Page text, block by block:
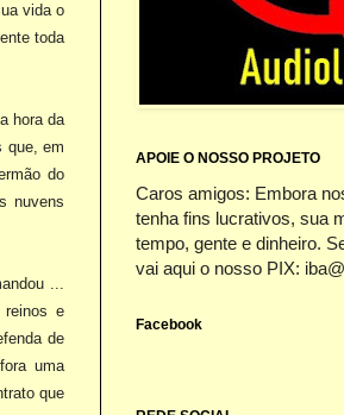
vida o
toda
hora da
que, em
do
nuvens
...
reinos e
de
uma
que
APOIE O NOSSO PROJETO
Caros amigos: Embora
tenha fins lucrativos, sua
tempo, gente e dinheiro.
vai aqui o nosso PIX:
Facebook